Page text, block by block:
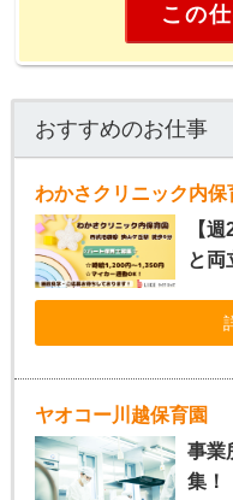
この
おすすめのお仕事
わかさクリニック内保
【
と両
ヤオコー川越保育園
事業
集！